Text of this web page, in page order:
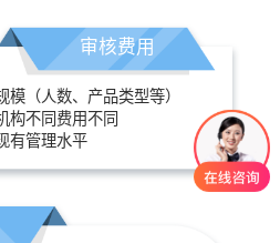
审核费用
模（人数、产品类型等）
构不同费用不同
有管理水平